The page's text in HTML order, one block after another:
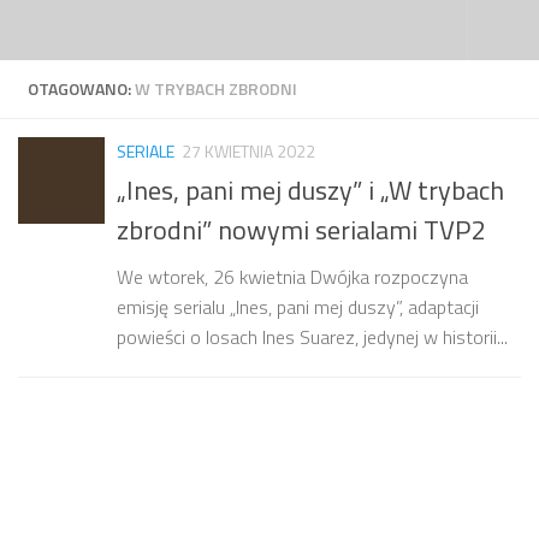
OTAGOWANO:W TRYBACH ZBRODNI
SERIALE 27 KWIETNIA 2022
„Ines, pani mej duszy” i „W trybach
zbrodni” nowymi serialami TVP2
We wtorek, 26 kwietnia Dwójka rozpoczyna
emisję serialu „Ines, pani mej duszy”, adaptacji
powieści o losach Ines Suarez, jedynej w historii...